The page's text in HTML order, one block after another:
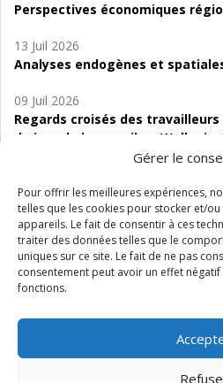
Gérer le
Pour offrir les meilleures expériences,
telles que les cookies pour stocker et/
appareils. Le fait de consentir à ces
traiter des données telles que le
uniques sur ce site. Le fait de ne pas
consentement peut avoir un effet
fonctions.
Perspectives économiques
13 Juil 2026
Analyses endogènes et spatiales
09 Juil 2026
Regards croisés des travailleurs
de jour de bas seuil en
06 Juil 2026
Étude d’évaluabilité des
d’accompagnement à
01 Juil 2026
Pénurie du personnel infirmier
Wallonie ?